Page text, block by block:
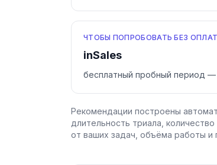
ЧТОБЫ ПОПРОБОВАТЬ БЕЗ
inSales
бесплатный пробный период —
Рекомендации построены
длительность триала,
от ваших задач, объёма работы и